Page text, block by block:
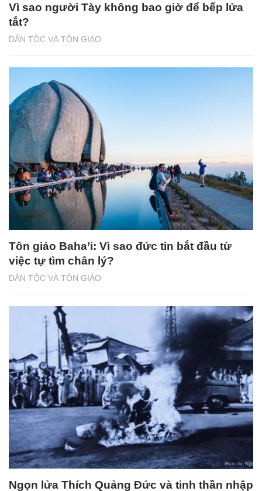
DÂN TỘC VÀ TÔN GIÁO
Vì sao người Tày không bao giờ để bếp lửa
tắt?
DÂN TỘC VÀ TÔN GIÁO
Tôn giáo Baha’i: Vì sao đức tin bắt đầu từ
việc tự tìm chân lý?
Ngọn lửa Thích Quảng Đức và tinh thần nhập